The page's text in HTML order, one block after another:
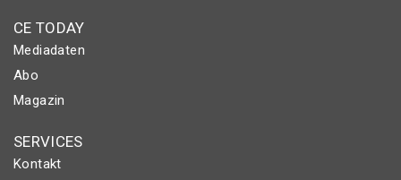
CE TODAY
Mediadaten
Abo
Magazin
SERVICES
Kontakt